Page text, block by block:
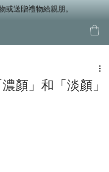
送贈禮物給親朋。
顏」和「淡顏」